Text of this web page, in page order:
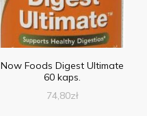
Now Foods Digest Ultimate
60 kaps.
74,80zł